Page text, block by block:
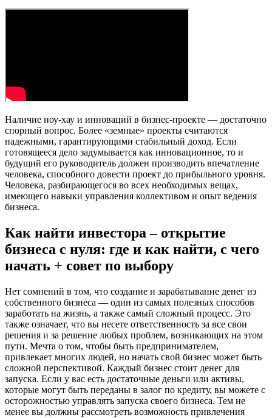
Наличие ноу-хау и инноваций в бизнес-проекте — достаточно
спорный вопрос. Более «земные» проекты считаются
надежными, гарантирующими стабильный доход. Если
готовящееся дело задумывается как инновационное, то и
будущий его руководитель должен производить впечатление
человека, способного довести проект до прибыльного уровня.
Человека, разбирающегося во всех необходимых вещах,
имеющего навыки управления коллективом и опыт ведения
бизнеса.
Как найти инвестора – открытие
бизнеса с нуля: где и как найти, с чего
начать + совет по выбору
Нет сомнений в том, что создание и зарабатывание денег из
собственного бизнеса — один из самых полезных способов
заработать на жизнь, а также самый сложный процесс. Это
также означает, что вы несете ответственность за все свои
решения и за решение любых проблем, возникающих на этом
пути. Мечта о том, чтобы быть предпринимателем,
привлекает многих людей, но начать свой бизнес может быть
сложной перспективой. Каждый бизнес стоит денег для
запуска. Если у вас есть достаточные деньги или активы,
которые могут быть переданы в залог по кредиту, вы можете с
осторожностью управлять запуска своего бизнеса. Тем не
менее вы должны рассмотреть возможность привлечения